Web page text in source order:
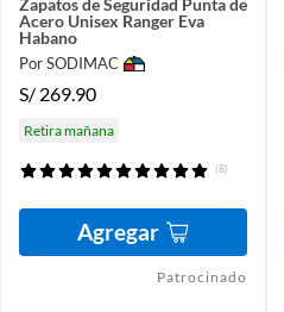
Zapatos de Seguridad Punta de
Acero Unisex Ranger Eva
Habano
Por SODIMAC
S/ 269.90
Retira mañana
(8)
Agregar
Patrocinado